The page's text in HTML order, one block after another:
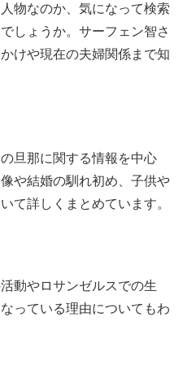
物なのか、気になって検索
しょうか。サーフェン智さ
けや現在の夫婦関係まで知
旦那に関する情報を中心
や結婚の馴れ初め、子供や
て詳しくまとめています。
動やロサンゼルスでの生
っている理由についてもわ